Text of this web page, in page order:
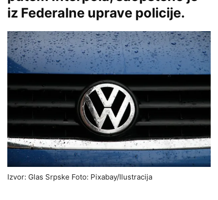
iz Federalne uprave policije.
Izvor: Glas Srpske Foto: Pixabay/Ilustracija